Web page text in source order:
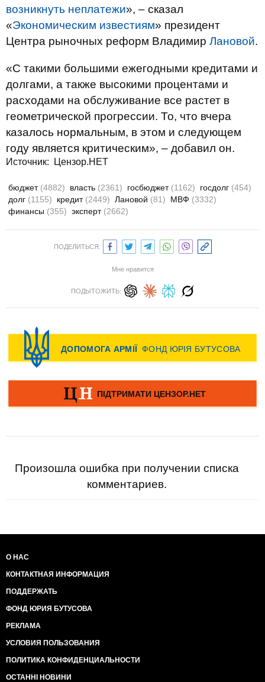
возникнуть неплатежи», – сказал
«Экономическим известиям» президент
Центра рыночных реформ Владимир Лановой.
«С такими большими ежегодными кредитами и
долгами, а также высокими процентами и
расходами на обслуживание все растет в
геометрической прогрессии. То, что вчера
казалось нормальным, в этом и следующем
году является критическим», – добавил он.
Источник: Цензор.НЕТ
бюджет (4882) власть (2361) госбюджет (1162) госдолг (454)
долг (1155) кредит (2449) Лановой (81) МВФ (3332)
финансы (355) эксперт (2662)
ПОДЕЛИТЬСЯ:
Мне нравится
ПОДЫТОЖИТЬ:
Произошла ошибка при получении списка
комментариев.
О НАС
КОНТАКТНАЯ ИНФОРМАЦИЯ
ПОДДЕРЖАТЬ
ФОНД ЮРИЯ БУТУСОВА
РЕКЛАМА
УСЛОВИЯ ПОЛЬЗОВАНИЯ
ПОЛИТИКА КОНФИДЕНЦИАЛЬНОСТИ
ОСТАННІ НОВИНИ